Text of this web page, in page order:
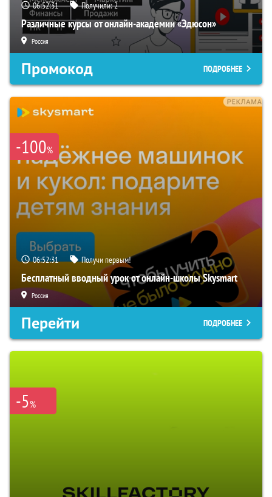
06:52:29 Получили:2
Различные курсы от онлайн-академии «Эдюсон»
Россия
Промокод ПОДРОБНЕЕ
-100%
06:52:29 Получи первым!
Бесплатный вводный урок от онлайн-школы Skysmart
Россия
Перейти ПОДРОБНЕЕ
-5%